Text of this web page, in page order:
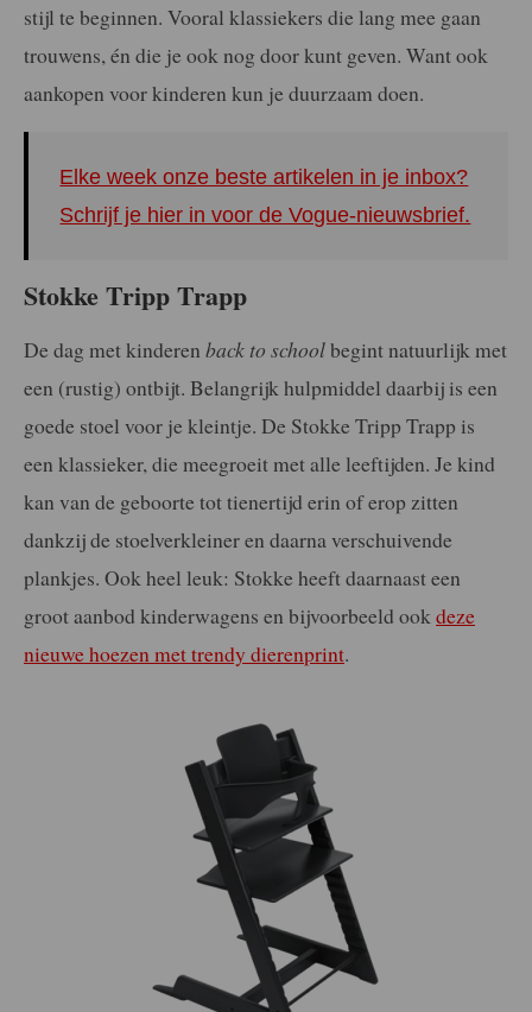
stijl te beginnen. Vooral klassiekers die lang mee gaan
trouwens, én die je ook nog door kunt geven. Want ook
aankopen voor kinderen kun je duurzaam doen.
Elke week onze beste artikelen in je inbox?
Schrijf je hier in voor de Vogue-nieuwsbrief.
Stokke Tripp Trapp
De dag met kinderen back to schoolbegint natuurlijk met
een (rustig) ontbijt. Belangrijk hulpmiddel daarbij is een
goede stoel voor je kleintje. De Stokke Tripp Trapp is
een klassieker, die meegroeit met alle leeftijden. Je kind
kan van de geboorte tot tienertijd erin of erop zitten
dankzij de stoelverkleiner en daarna verschuivende
plankjes. Ook heel leuk: Stokke heeft daarnaast een
groot aanbod kinderwagens en bijvoorbeeld ookdeze
nieuwe hoezen met trendy dierenprint.